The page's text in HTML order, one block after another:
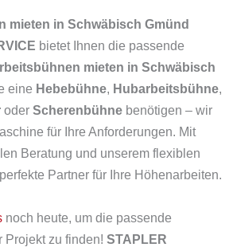
mieten in Schwäbisch Gmünd
bietet Ihnen die passende
mieten in Schwäbisch
eine Hebebühne, Hubarbeitsbühne,
oder Scherenbühne benötigen – wir
für Ihre Anforderungen. Mit
Beratung und unserem flexiblen
Partner für Ihre Höhenarbeiten.
noch heute, um die passende
Projekt zu finden! STAPLER